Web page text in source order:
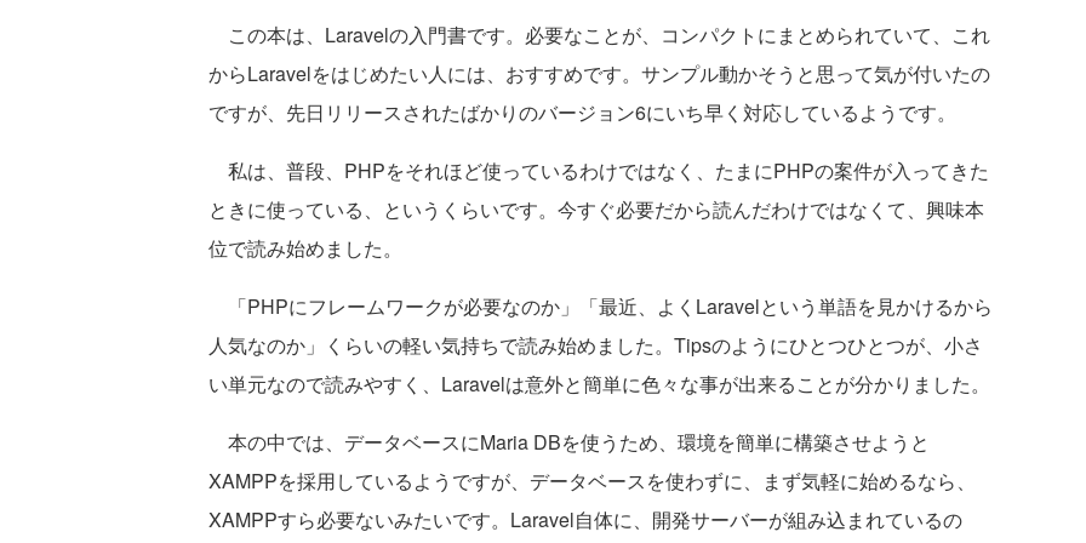
この本は、Laravelの入門書です。必要なことが、コンパクトにまとめられていて、これ
からLaravelをはじめたい人には、おすすめです。サンプル動かそうと思って気が付いたの
ですが、先日リリースされたばかりのバージョン6にいち早く対応しているようです。
私は、普段、PHPをそれほど使っているわけではなく、たまにPHPの案件が入ってきた
ときに使っている、というくらいです。今すぐ必要だから読んだわけではなくて、興味本
位で読み始めました。
「PHPにフレームワークが必要なのか」「最近、よくLaravelという単語を見かけるから
人気なのか」くらいの軽い気持ちで読み始めました。Tipsのようにひとつひとつが、小さ
い単元なので読みやすく、Laravelは意外と簡単に色々な事が出来ることが分かりました。
本の中では、データベースにMaria DBを使うため、環境を簡単に構築させようと
XAMPPを採用しているようですが、データベースを使わずに、まず気軽に始めるなら、
XAMPPすら必要ないみたいです。Laravel自体に、開発サーバーが組み込まれているの